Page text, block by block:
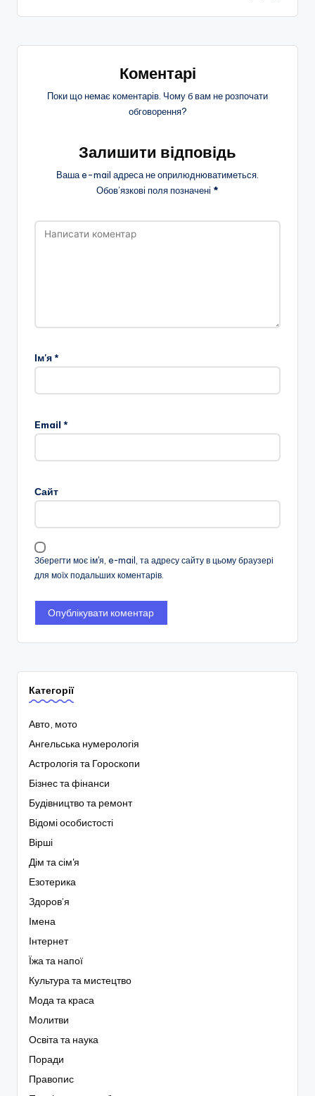
Коментарі
Поки що немає коментарів. Чому б вам не розпочати
обговорення?
Залишити відповідь
Ваша e-mail адреса не оприлюднюватиметься.
Обов’язкові поля позначені *
Ім'я*
Email *
Сайт
Зберегти моє ім'я, e-mail, та адресу сайту в цьому браузері
для моїх подальших коментарів.
Категорії
Авто, мото
Ангельська нумерологія
Астрологія та Гороскопи
Бізнес та фінанси
Будівництво та ремонт
Відомі особистості
Вірші
Дім та сім'я
Езотерика
Здоров’я
Імена
Інтернет
Їжа та напої
Культура та мистецтво
Мода та краса
Молитви
Освіта та наука
Поради
Правопис